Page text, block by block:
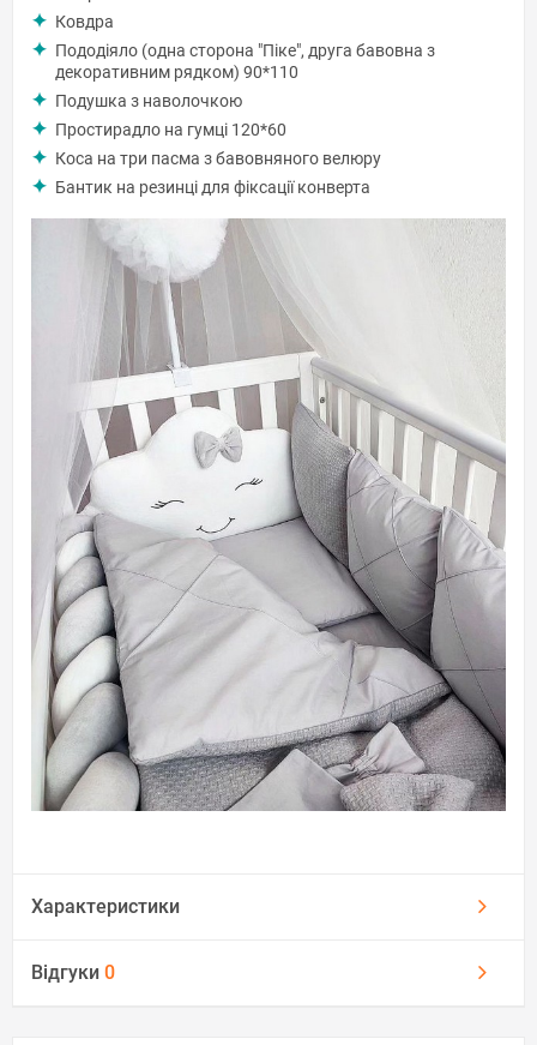
Ковдра
Пододіяло (одна сторона "Піке", друга бавовна з
декоративним рядком) 90*110
Подушка з наволочкою
Простирадло на гумці 120*60
Коса на три пасма з бавовняного велюру
Бантик на резинці для фіксації конверта
Характеристики
Відгуки 0